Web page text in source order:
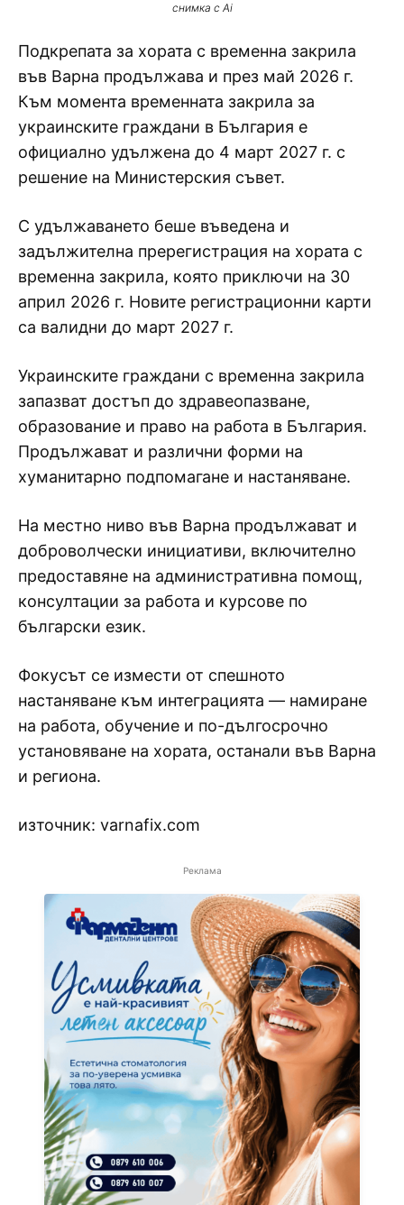
снимка с Ai
Подкрепата за хората с временна закрила
във Варна продължава и през май 2026 г.
Към момента временната закрила за
украинските граждани в България е
официално удължена до 4 март 2027 г. с
решение на Министерския съвет.
С удължаването беше въведена и
задължителна пререгистрация на хората с
временна закрила, която приключи на 30
април 2026 г. Новите регистрационни карти
са валидни до март 2027 г.
Украинските граждани с временна закрила
запазват достъп до здравеопазване,
образование и право на работа в България.
Продължават и различни форми на
хуманитарно подпомагане и настаняване.
На местно ниво във Варна продължават и
доброволчески инициативи, включително
предоставяне на административна помощ,
консултации за работа и курсове по
български език.
Фокусът се измести от спешното
настаняване към интеграцията — намиране
на работа, обучение и по-дългосрочно
установяване на хората, останали във Варна
и региона.
източник: varnafix.com
Реклама